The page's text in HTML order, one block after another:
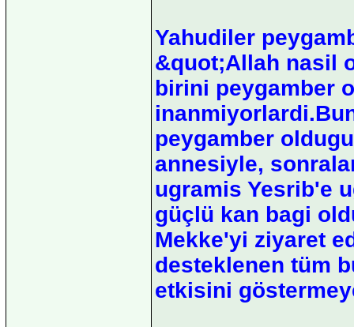
Yahudiler
&quot;Allah nasil
birini peygamber
peygamber
annesiyle,
ugramis Yesrib'e
güçlü kan bagi
Mekke'yi ziyaret
desteklenen tüm
etkisini